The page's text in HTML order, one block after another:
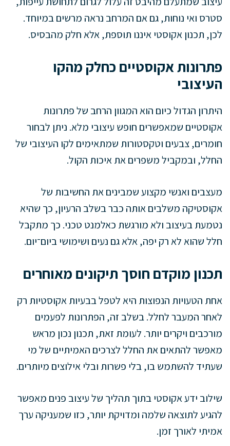
סטרס ואי נוחות, גם אם המרחב נראה מרשים במיוחד.
לכן, תכנון אקוסטי איננו תוספת, אלא חלק מהבסיס.
פתרונות אקוסטיים כחלק מהקו
העיצובי
היתרון הגדול כיום הוא המגוון הרחב של פתרונות
אקוסטיים שמאפשרים חופש עיצובי מלא. ניתן לבחור
חומרים, צבעים וטקסטורות שמתאימים לקו העיצובי של
החלל, ובמקביל משפרים את איכות הקול.
מעצבים ואנשי מקצוע שמבינים את החשיבות של
אקוסטיקה משלבים אותה כבר בשלב הרעיון, כך שהיא
נטמעת בעיצוב ולא מורגשת כאלמנט טכני. כך מתקבל
חלל שהוא לא רק יפה, אלא גם נעים ושימושי ביום־יום.
תכנון מוקדם חוסך תיקונים מאוחרים
אחת הטעויות הנפוצות היא לטפל בבעיות אקוסטיות רק
לאחר המעבר לחלל. בשלב זה, הפתרונות לפעמים
מורכבים ויקרים יותר. לעומת זאת, תכנון נכון מראש
מאפשר להתאים את החלל לצרכים האמיתיים של מי
שעתיד להשתמש בו, בלי פשרות ובלי אילוצים מיותרים.
שילוב ידע אקוסטי בתוך תהליך של עיצוב פנים מאפשר
להגיע לתוצאה שלמה ומדויקת יותר, כזו שמעניקה ערך
אמיתי לאורך זמן.